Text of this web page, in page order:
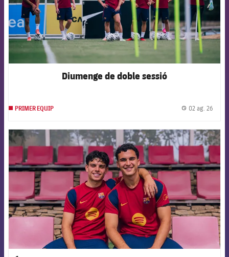
Diumenge de doble sessió
PRIMER EQUIP 02 ag. 26
FCB Barcelona badge